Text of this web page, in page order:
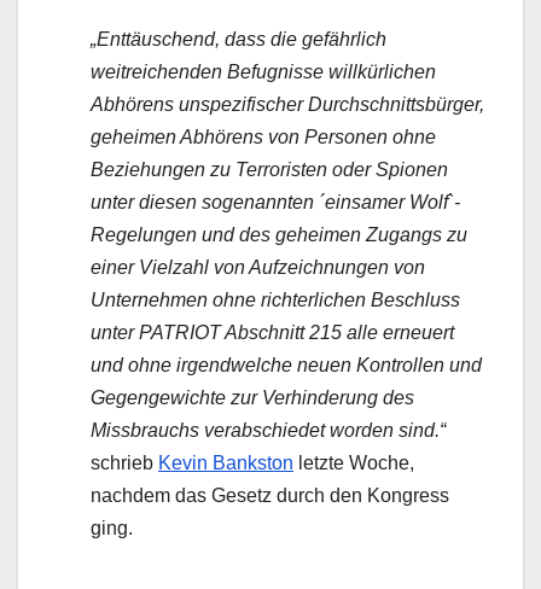
„Enttäuschend, dass die gefährlich
weitreichenden Befugnisse willkürlichen
Abhörens unspezifischer Durchschnittsbürger,
geheimen Abhörens von Personen ohne
Beziehungen zu Terroristen oder Spionen
unter diesen sogenannten ´einsamer Wolf`-
Regelungen und des geheimen Zugangs zu
einer Vielzahl von Aufzeichnungen von
Unternehmen ohne richterlichen Beschluss
unter PATRIOT Abschnitt 215 alle erneuert
und ohne irgendwelche neuen Kontrollen und
Gegengewichte zur Verhinderung des
Missbrauchs verabschiedet worden sind.“
schrieb Kevin Bankston letzte Woche,
nachdem das Gesetz durch den Kongress
ging.